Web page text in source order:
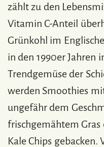
zählt zu den
Vitamin C-Anteil
Grünkohl im
in den 1990er Jahren
Trendgemüse der
werden Smoothies
ungefähr dem
frischgemähtem Gras
Kale Chips gebacken.